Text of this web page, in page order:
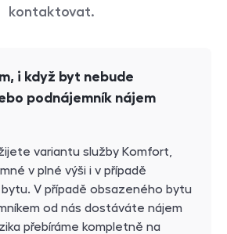
kontaktovat.
i když byt nebude
podnájemník nájem
variantu služby Komfort,
v plné výši i v případě
V případě obsazeného bytu
od nás dostáváte nájem
přebíráme kompletně na